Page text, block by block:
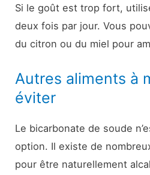
Si le goût est trop fort,
deux fois par jour. Vous
du citron ou du miel pour
Autres aliments à
éviter
Le bicarbonate de soude
option. Il existe de
pour être naturellement